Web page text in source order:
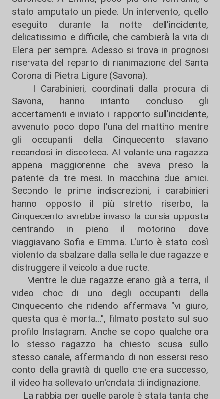
stato amputato un piede. Un intervento, quello
eseguito durante la notte dell'incidente,
delicatissimo e difficile, che cambierà la vita di
Elena per sempre. Adesso si trova in prognosi
riservata del reparto di rianimazione del Santa
Corona di Pietra Ligure (Savona).
I Carabinieri, coordinati dalla procura di
Savona, hanno intanto concluso gli
accertamenti e inviato il rapporto sull'incidente,
avvenuto poco dopo l'una del mattino mentre
gli occupanti della Cinquecento stavano
recandosi in discoteca. Al volante una ragazza
appena maggiorenne che aveva preso la
patente da tre mesi. In macchina due amici.
Secondo le prime indiscrezioni, i carabinieri
hanno opposto il più stretto riserbo, la
Cinquecento avrebbe invaso la corsia opposta
centrando in pieno il motorino dove
viaggiavano Sofia e Emma. L'urto è stato così
violento da sbalzare dalla sella le due ragazze e
distruggere il veicolo a due ruote.
Mentre le due ragazze erano già a terra, il
video choc di uno degli occupanti della
Cinquecento che ridendo affermava "vi giuro,
questa qua è morta...", filmato postato sul suo
profilo Instagram. Anche se dopo qualche ora
lo stesso ragazzo ha chiesto scusa sullo
stesso canale, affermando di non essersi reso
conto della gravità di quello che era successo,
il video ha sollevato un'ondata di indignazione.
La rabbia per quelle parole è stata tanta che